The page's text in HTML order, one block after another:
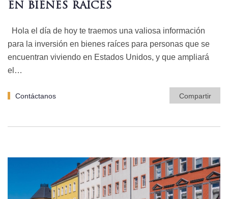
EN BIENES RAÍCES
Hola el día de hoy te traemos una valiosa información
para la inversión en bienes raíces para personas que se
encuentran viviendo en Estados Unidos, y que ampliará
el…
Contáctanos Compartir